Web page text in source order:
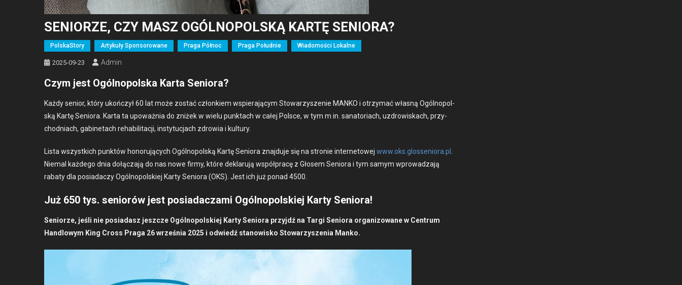
SENIORZE, CZY MASZ OGÓLNOPOLSKĄ KARTĘ SENIORA?
PolskaStory Artykuły Sponsorowane Praga Północ Praga Południe Wiadomości Lokalne
2025-09-23 Admin
Czym jest Ogólnopolska Karta Seniora?
Każdy senior, który ukończył 60 lat może zostać członkiem wspier­a­ją­cym Sto­warzysze­nie MANKO i otrzy­mać włas­ną Ogólnopol­
ską Kartę Senio­ra. Kar­ta ta upoważ­nia do zniżek w wielu punk­tach w całej Polsce, w tym m in. sana­to­ri­ach, uzdrowiskach, przy­
chod­ni­ach, gabi­ne­tach reha­bil­i­tacji, insty­tuc­jach zdrowia i kul­tu­ry.
Lista wszys­t­kich punk­tów hon­oru­ją­cych Ogólnopol­ską Kartę Senio­ra zna­j­du­je się na stron­ie inter­ne­towej www.oks.glosseniora.pl
Niemal każdego dnia dołącza­ją do nas nowe firmy, które deklaru­ją współpracę z Głosem Senio­ra i tym samym wprowadza­ją
rabaty dla posi­adaczy Ogólnopol­skiej Kar­ty Senio­ra (OKS). Jest ich już pon­ad 4500.
Już 650 tys. seniorów jest posiadaczami Ogólnopolskiej Karty Seniora!
Seniorze, jeśli nie posi­adasz jeszcze Ogólnopol­skiej Kar­ty Senio­ra przyjdź na Tar­gi Senio­ra orga­ni­zowane w Cen­trum
Hand­lowym King Cross Pra­ga 26 wrześ­nia 2025 i odwiedź stanowisko Sto­warzyszenia Manko.